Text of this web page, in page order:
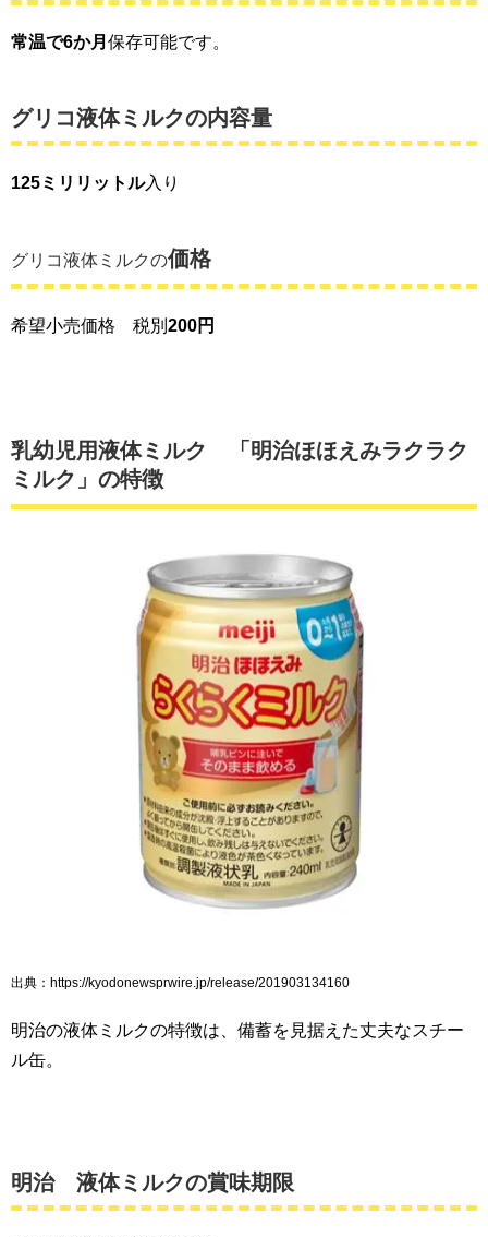
常温で6か月 保存可能です。
グリコ液体ミルクの内容量
125ミリリットル入り
グリコ液体ミルクの価格
希望小売価格 税別 200円
乳幼児用液体ミルク 「明治ほほえみラクラク
ミルク」の特徴
出典：https://kyodonewsprwire.jp/release/201903134160
明治の液体ミルクの特徴は、備蓄を見据えた丈夫なスチー
ル缶。
明治 液体ミルクの賞味期限